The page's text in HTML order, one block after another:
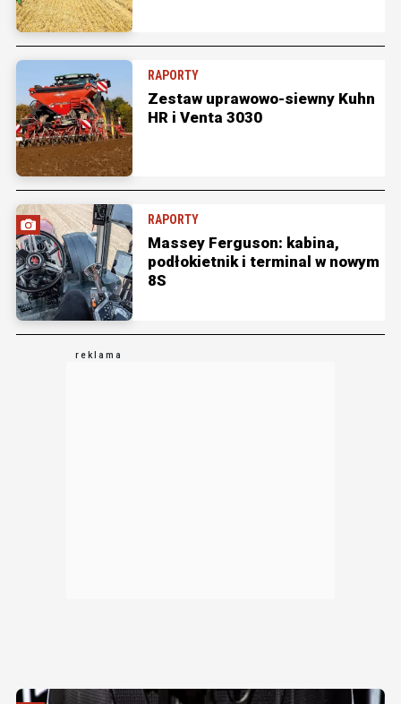
RAPORTY
Zestaw uprawowo-siewny Kuhn
HR i Venta 3030
RAPORTY
Massey Ferguson: kabina,
podłokietnik i terminal w nowym
8S